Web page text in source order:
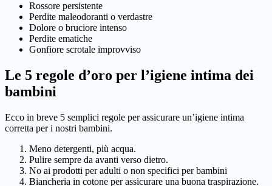
Rossore persistente
Perdite maleodoranti o verdastre
Dolore o bruciore intenso
Perdite ematiche
Gonfiore scrotale improvviso
Le 5 regole d’oro per l’igiene intima dei
bambini
Ecco in breve 5 semplici regole per assicurare un’igiene intima
corretta per i nostri bambini.
Meno detergenti, più acqua.
Pulire sempre da avanti verso dietro.
No ai prodotti per adulti o non specifici per bambini
Biancheria in cotone per assicurare una buona traspirazione.